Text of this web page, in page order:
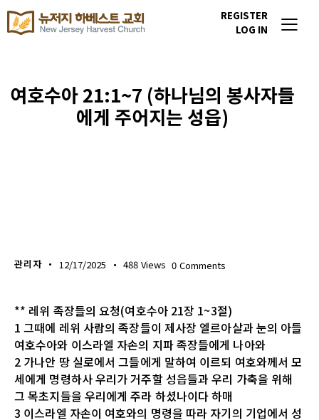
REGISTER
LOG IN
여호수아 21:1~7 (하나님의 봉사자들
에게 주어지는 성읍)
관리자 12/17/2025 488 Views 0 Comments
** 레위 족장들의 요청(여호수아 21장 1~3절)
1 그때에 레위 사람의 족장들이 제사장 엘르아살과 눈의 아들
여호수아와 이스라엘 자손의 지파 족장들에게 나아와
2 가나안 땅 실로에서 그들에게 말하여 이르되 여호와께서 모
세에게 명령하사 우리가 거주할 성읍들과 우리 가축을 위해
그 목초지들을 우리에게 주라 하셨나이다 하매
3 이스라엘 자손이 여호와의 명령을 따라 자기의 기업에서 성